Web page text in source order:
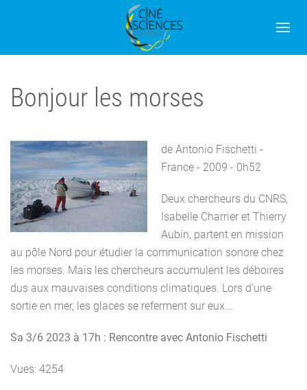
Bonjour les morses
de Antonio Fischetti -
France - 2009 - 0h52
Deux chercheurs du CNRS,
Isabelle Charrier et Thierry
Aubin, partent en mission
au pôle Nord pour étudier la communication sonore chez
les morses. Mais les chercheurs accumulent les déboires
dus aux mauvaises conditions climatiques. Lors d’une
sortie en mer, les glaces se referment sur eux...
Sa 3/6 2023 à 17h : Rencontre avec Antonio Fischetti
Vues: 4254